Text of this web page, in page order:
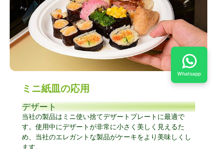
ミニ紙皿の応用
デザート
当社の製品はミニ使い捨てデザートプレートに最適で
す。使用中にデザートが非常に小さく美しく見えるた
め、当社のエレガントな製品がケーキをより美味しくし
ます。
Whatsapp